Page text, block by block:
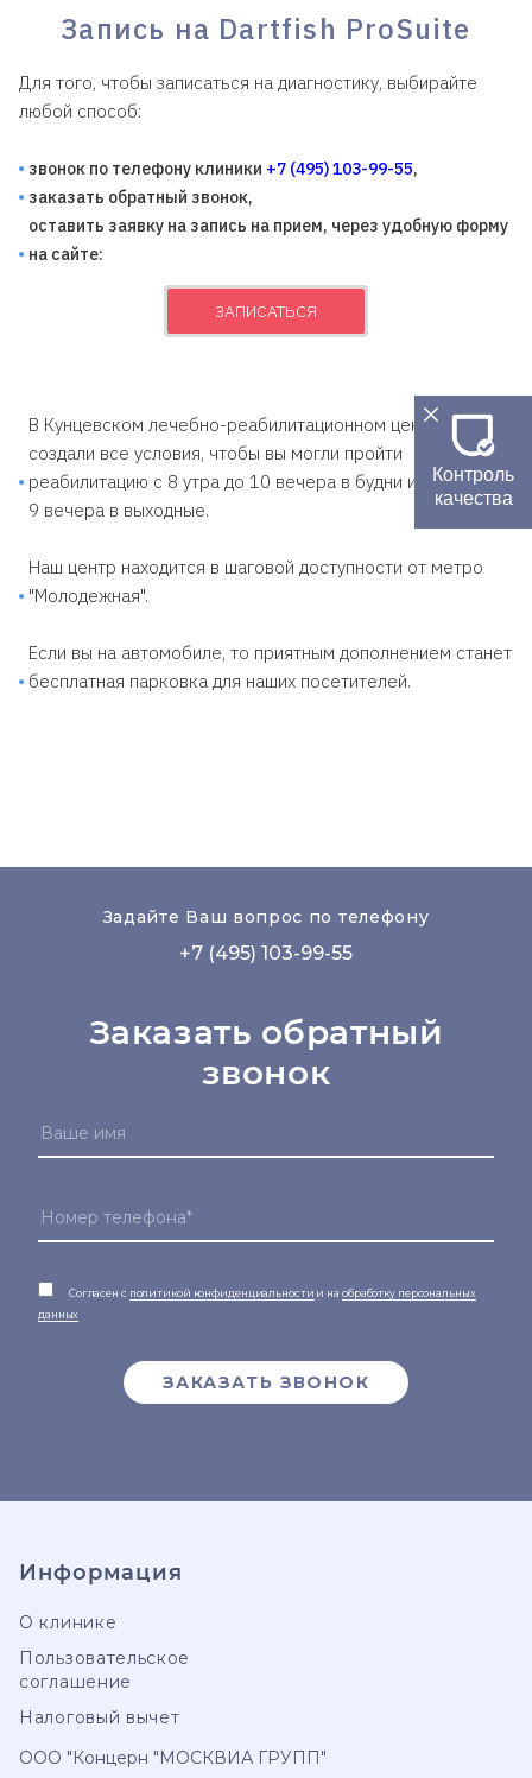
Запись на Dartfish ProSuite
Для того, чтобы записаться на диагностику, выбирайте
любой способ:
звонок по телефону клиники +7 (495) 103-99-55,
заказать обратный звонок,
оставить заявку на запись на прием, через удобную форму
на сайте:
ЗАПИСАТЬСЯ
В Кунцевском лечебно-реабилитационном центре, мы
создали все условия, чтобы вы могли пройти
реабилитацию с 8 утра до 10 вечера в будни и с 9 утра до
9 вечера в выходные.
Наш центр находится в шаговой доступности от метро
"Молодежная".
Если вы на автомобиле, то приятным дополнением станет
бесплатная парковка для наших посетителей.
Задайте Ваш вопрос по телефону
+7 (495) 103-99-55
Заказать обратный
звонок
Согласен с политикой конфиденциальности и на обработку персональных
данных
ЗАКАЗАТЬ ЗВОНОК
Информация
О клинике
Пользовательское
соглашение
Налоговый вычет
ООО "Концерн "МОСКВИА ГРУПП"
Контроль
качества